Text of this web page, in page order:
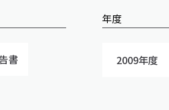
書
年度
2009年度